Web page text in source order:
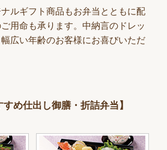
ルギフト商品もお弁当とともに配
用命も承ります。中納言のドレッ
広い年齢のお客様にお喜びいただ
すめ仕出し御膳・折詰弁当】